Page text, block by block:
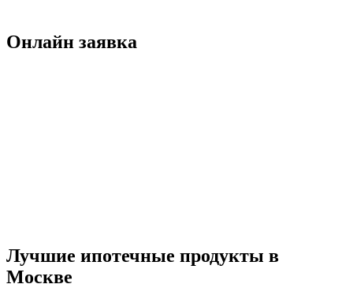
Онлайн заявка
Лучшие ипотечные продукты в
Москве